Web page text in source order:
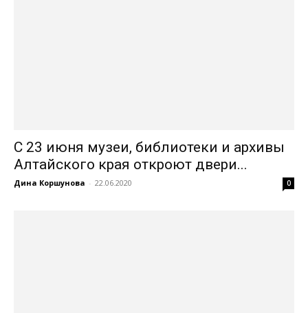
С 23 июня музеи, библиотеки и архивы
Алтайского края откроют двери...
Дина Коршунова - 22.06.2020 0